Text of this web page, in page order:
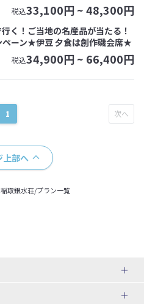
税込33,100円 ~48,300円
く！ご当地の名産品が当たる！
ペーン★伊豆 夕食は創作磯会席★
税込34,900円 ~ 66,400円
1
上部へ
稲取銀水荘/プラン一覧